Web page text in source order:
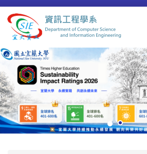
跳
到
主
內
容
區